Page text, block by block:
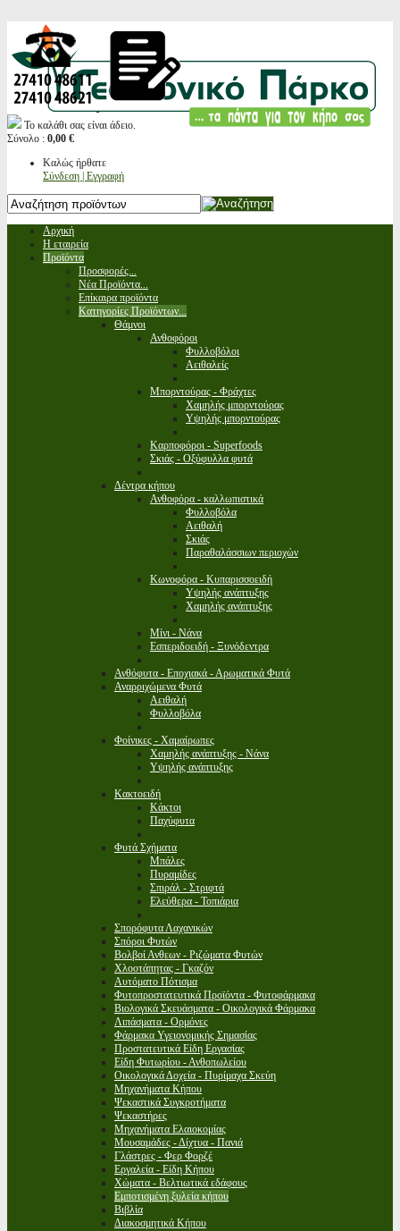
Το καλάθι σας είναι άδειο.
Σύνολο : 0,00 €
Καλώς ήρθατε
Σύνδεση | Εγγραφή
Αρχική
Η εταιρεία
Προϊόντα
Προσφορές...
Νέα Προϊόντα...
Επίκαιρα προϊόντα
Κατηγορίες Προϊόντων...
Θάμνοι
Ανθοφόροι
Φυλλοβόλοι
Αειθαλείς
Μπορντούρας - Φράχτες
Χαμηλής μπορντούρας
Υψηλής μπορντούρας
Καρποφόροι - Superfoods
Σκιάς - Οξύφυλλα φυτά
Δέντρα κήπου
Ανθοφόρα - καλλωπιστικά
Φυλλοβόλα
Αειθαλή
Σκιάς
Παραθαλάσσιων περιοχών
Κωνοφόρα - Κυπαρισσοειδή
Υψηλής ανάπτυξης
Χαμηλής ανάπτυξης
Μίνι - Νάνα
Εσπεριδοειδή - Ξυνόδεντρα
Ανθόφυτα - Εποχιακά - Αρωματικά Φυτά
Αναρριχώμενα Φυτά
Αειθαλή
Φυλλοβόλα
Φοίνικες - Χαμαίρωπες
Χαμηλής ανάπτυξης - Νάνα
Υψηλής ανάπτυξης
Κακτοειδή
Κάκτοι
Παχύφυτα
Φυτά Σχήματα
Μπάλες
Πυραμίδες
Σπιράλ - Στριφτά
Ελεύθερα - Τοπιάρια
Σπορόφυτα Λαχανικών
Σπόροι Φυτών
Βολβοί Ανθεων - Ριζώματα Φυτών
Χλοοτάπητας - Γκαζόν
Αυτόματο Πότισμα
Φυτοπροστατευτικά Προϊόντα - Φυτοφάρμακα
Βιολογικά Σκευάσματα - Οικολογικά Φάρμακα
Λιπάσματα - Ορμόνες
Φάρμακα Υγειονομικής Σημασίας
Προστατευτικά Είδη Εργασίας
Είδη Φυτωρίου - Ανθοπωλείου
Οικολογικά Δοχεία - Πυρίμαχα Σκεύη
Μηχανήματα Κήπου
Ψεκαστικά Συγκροτήματα
Ψεκαστήρες
Μηχανήματα Ελαιοκομίας
Μουσαμάδες - Δίχτυα - Πανιά
Γλάστρες - Φερ Φορζέ
Εργαλεία - Είδη Κήπου
Χώματα - Βελτιωτικά εδάφους
Εμποτισμένη ξυλεία κήπου
Βιβλία
Διακοσμητικά Κήπου